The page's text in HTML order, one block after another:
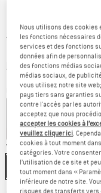
Prix initial :
23,95€
Prix:
16,77€ TVA incl.
hors Frais de livraison
Couleur:Light Grey / Gold II
-15 % -30 %
Variante:12 cm - 1-Pack
12 cm - 1-Pack 12
Nous utilisons des cookies
les fonctions nécessaires
services et des fonctions
données afin de
des fonctions médias
médias sociaux, de
vous utilisez notre site
pays tiers sans garanties
contre l'accès par les
acceptez que nous
accepter les cookies à
veuillez cliquer ici.
cookies à tout moment
catégories. Votre
l’utilisation de ce site et
tout moment dans «
inférieure de notre site.
risques des transferts